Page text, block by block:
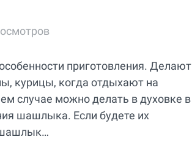
приготовления. Делают
курицы, когда отдыхают на
случае можно делать в духовке в
шашлыка. Если будете их
шашлык…